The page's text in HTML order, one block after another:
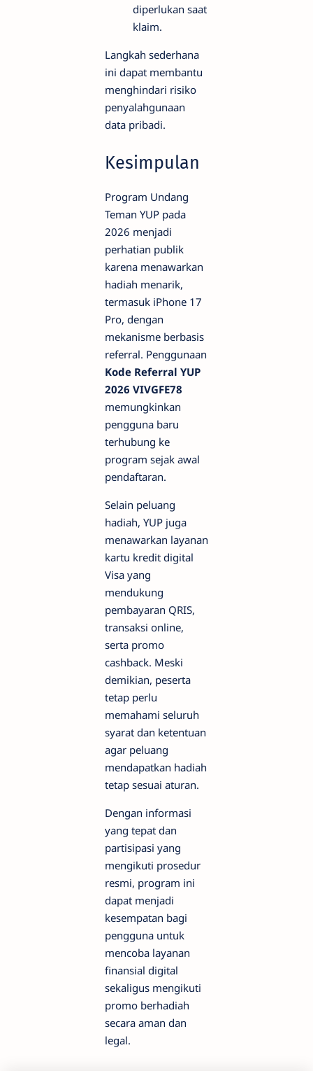
diperlukan saat
klaim.
Langkah sederhana
ini dapat membantu
menghindari risiko
penyalahgunaan
data pribadi.
Kesimpulan
Program Undang
Teman YUP pada
2026 menjadi
perhatian publik
karena menawarkan
hadiah menarik,
termasuk iPhone 17
Pro, dengan
mekanisme berbasis
referral. Penggunaan
Kode Referral YUP
2026 VIVGFE78
memungkinkan
pengguna baru
terhubung ke
program sejak awal
pendaftaran.
Selain peluang
hadiah, YUP juga
menawarkan layanan
kartu kredit digital
Visa yang
mendukung
pembayaran QRIS,
transaksi online,
serta promo
cashback. Meski
demikian, peserta
tetap perlu
memahami seluruh
syarat dan ketentuan
agar peluang
mendapatkan hadiah
tetap sesuai aturan.
Dengan informasi
yang tepat dan
partisipasi yang
mengikuti prosedur
resmi, program ini
dapat menjadi
kesempatan bagi
pengguna untuk
mencoba layanan
finansial digital
sekaligus mengikuti
promo berhadiah
secara aman dan
legal.